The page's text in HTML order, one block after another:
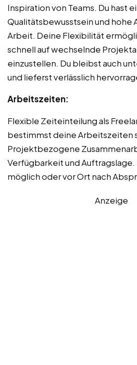
Inspiration von Teams. Du hast
Qualitätsbewusstsein und hohe
Arbeit. Deine Flexibilität
schnell auf wechselnde
einzustellen. Du bleibst auch
und lieferst verlässlich
Arbeitszeiten:
Flexible Zeiteinteilung als
bestimmst deine Arbeitszeiten
Projektbezogene
Verfügbarkeit und
möglich oder vor Ort nach
Anzeige